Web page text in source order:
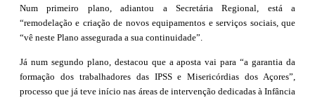
Num primeiro plano, adiantou a Secretária Regional, está a
“remodelação e criação de novos equipamentos e serviços sociais, que
“vê neste Plano assegurada a sua continuidade”.
Já num segundo plano, destacou que a aposta vai para “a garantia da
formação dos trabalhadores das IPSS e Misericórdias dos Açores”,
processo que já teve início nas áreas de intervenção dedicadas à Infância